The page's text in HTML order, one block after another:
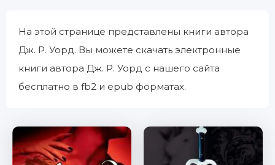
На этой странице представлены книги автора
Дж. Р. Уорд. Вы можете скачать электронные
книги автора Дж. Р. Уорд с нашего сайта
бесплатно в fb2 и epub форматах.